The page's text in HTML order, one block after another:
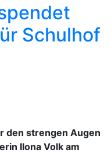
Schulhof
den strengen Augen
Ilona Volk am